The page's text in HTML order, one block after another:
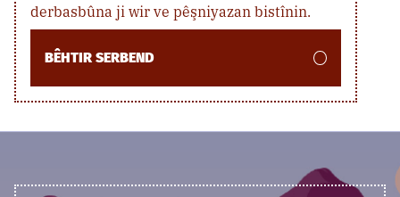
derbasbûna ji wir ve pêşniyazan bistînin.
BÊHTIR SERBEND